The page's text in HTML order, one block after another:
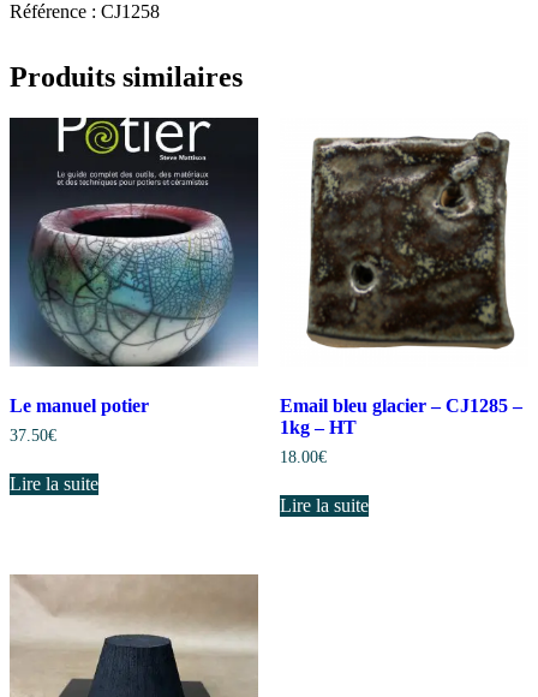
Référence : CJ1258
Produits similaires
Le manuel potier
37.50€
Lire la suite
Email bleu glacier – CJ1285 –
1kg – HT
18.00€
Lire la suite